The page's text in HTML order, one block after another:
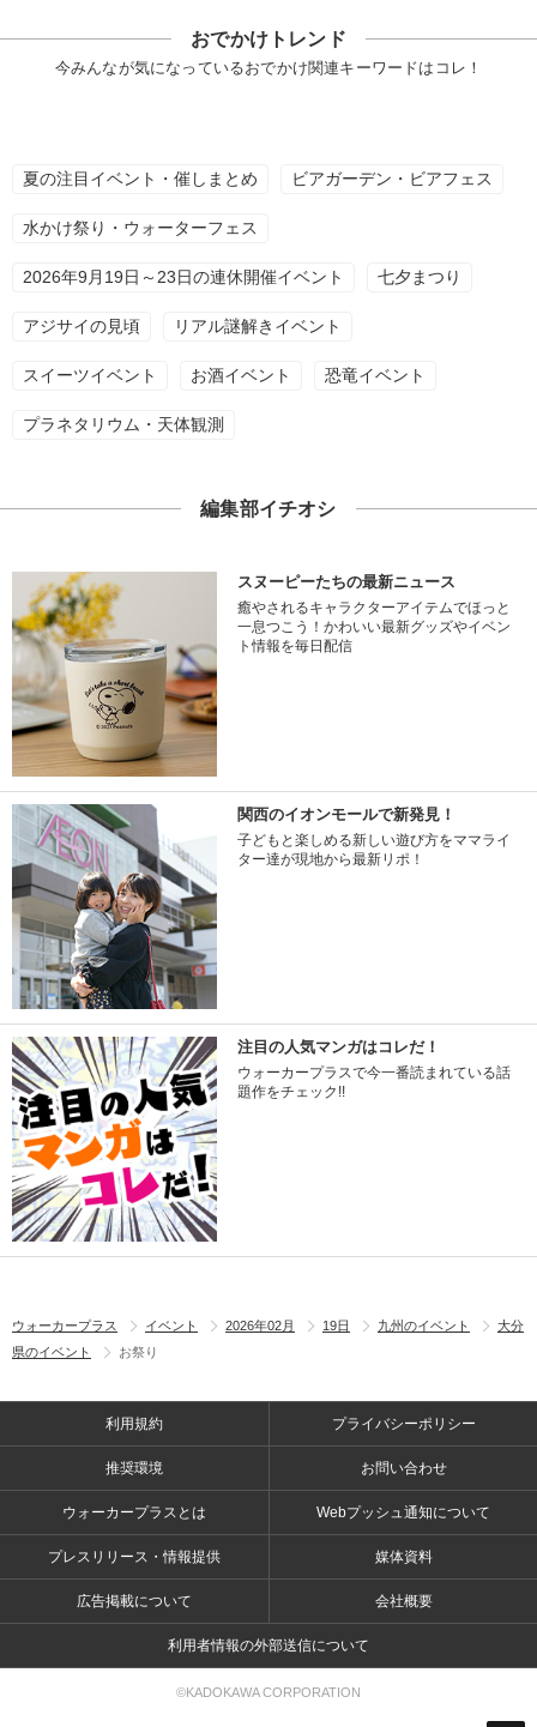
おでかけトレンド
今みんなが気になっているおでかけ関連キーワードはコレ！
夏の注目イベント・催しまとめ ビアガーデン・ビアフェス
水かけ祭り・ウォーターフェス
2026年9月19日～23日の連休開催イベント 七夕まつり
アジサイの見頃 リアル謎解きイベント
スイーツイベント お酒イベント 恐竜イベント
プラネタリウム・天体観測
編集部イチオシ
スヌーピーたちの最新ニュース
癒やされるキャラクターアイテムでほっと
一息つこう！かわいい最新グッズやイベン
ト情報を毎日配信
関西のイオンモールで新発見！
子どもと楽しめる新しい遊び方をママライ
ター達が現地から最新リポ！
注目の人気マンガはコレだ！
ウォーカープラスで今一番読まれている話
題作をチェック!!
ウォーカープラス イベント 2026年02月 19日 九州のイベント
大分
県のイベント
お祭り
利用規約 プライバシーポリシー
推奨環境 お問い合わせ
ウォーカープラスとは Webプッシュ通知について
プレスリリース・情報提供 媒体資料
広告掲載について 会社概要
利用者情報の外部送信について
©KADOKAWA CORPORATION